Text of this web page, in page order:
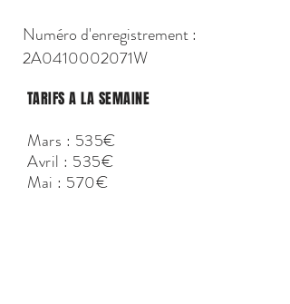
Numéro d'enregistrement :
2A0410002071W
TARIFS A LA SEMAINE
Mars : 535€
Avril : 535€
Mai : 570€